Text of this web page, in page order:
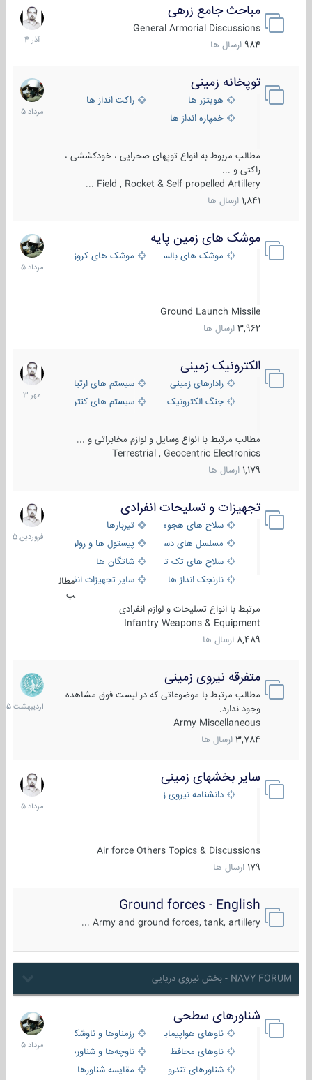
مباحث جامع زرهی
General Armorial Discussions
984 ارسال ها
7
آذر
1404
توپخانه زمینی
هویتزر ها
راکت انداز ها
خمپاره انداز ها
مطالب مربوط به انواع توپهای صحرایی ، خودکششی ،
راکتی و ...
Field , Rocket & Self-propelled Artillery ...
1,841 ارسال ها
9
مرداد
1405
موشک های زمین پایه
موشک های بالستیک موشک های کروز
Ground Launch Missile
3,962 ارسال ها
2
مرداد
1405
الکترونیک زمینی
رادارهای زمینی
سیستم های ارتباطی و جمع آوری
جنگ الکترونیک
سیستم های کنترل آتش و تجهیزات
مطالب مرتبط با انواع وسایل و لوازم مخابراتی و ...
Terrestrial , Geocentric Electronics
1,179 ارسال ها
1
مهر
1403
تجهیزات و تسلیحات انفرادی
سلاح های هجومی
تیربارها
مسلسل های دستی
پیستول ها و رولورها
سلاح های تک تیر اندازیشاتگان ها
نارنجک انداز ها
سایر تجهیزات انفرادی
مطال
ب
مرتبط با انواع تسلیحات و لوازم انفرادی
Infantry Weapons & Equipment
8,489 ارسال ها
17
فروردین
1405
متفرقه نیروی زمینی
مطالب مرتبط با موضوعاتی که در لیست فوق مشاهده
وجود ندارد.
Army Miscellaneous
3,784 ارسال ها
27
1405
سایر بخشهای زمینی
دانشنامه نیروی زمینی
Air force Others Topics & Discussions
179 ارسال ها
9
مرداد
1405
Ground forces - English
Army and ground forces, tank, artillery ...
NAVY FORUM - بخش نیروی دریایی
شناورهای سطحی
ناوهای هواپیمابر و بالگرد بررزمناوها و ناوشکن‌ها
ناوهای محافظ
ناوچه‌ها و شناورهای گشتی
شناورهای تندرو
مقایسه شناورها
2
مرداد
1405